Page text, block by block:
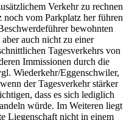
Verkehr zu rechnen
vom Parkplatz her führen
bewohnten
auch nicht zu einer
Tagesverkehrs von
Immissionen durch die
Wiederkehr/Eggenschwiler,
der Tagesverkehr stärker
dass es sich lediglich
würde. Im Weiteren liegt
Liegenschaft nicht in einem